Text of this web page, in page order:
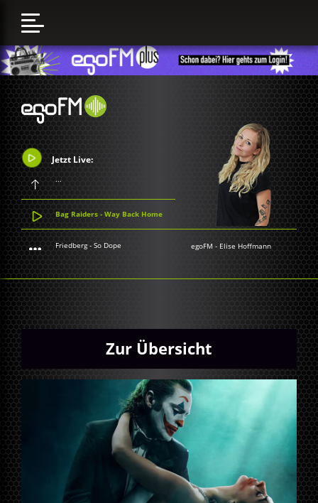
Jetzt Live:
...
Bag Raiders - Way Back Home
Friedberg - So Dope egoFM - Elise Hoffmann
Zur Übersicht